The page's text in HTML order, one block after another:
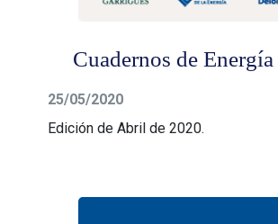
Cuadernos de Energía
25/05/2020
Edición de Abril de 2020.